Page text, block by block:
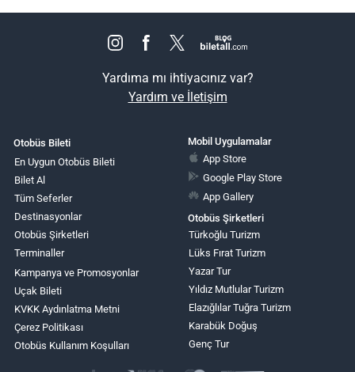
Yardıma mı ihtiyacınız var?
Yardım ve İletişim
Otobüs Bileti
En Uygun Otobüs Bileti
Bilet Al
Tüm Seferler
Destinasyonlar
Otobüs Şirketleri
Terminaller
Kampanya ve Promosyonlar
Uçak Bileti
KVKK Aydınlatma Metni
Çerez Politikası
Otobüs Kullanım Koşulları
Mobil Uygulamalar
App Store
Google Play Store
App Gallery
Otobüs Şirketleri
Türkoğlu Turizm
Lüks Fırat Turizm
Yazar Tur
Yıldız Mutlular Turizm
Elazığlılar Tuğra Turizm
Karabük Doğuş
Genç Tur